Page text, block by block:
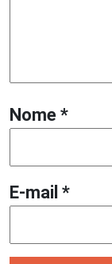
Nome *
E-mail *